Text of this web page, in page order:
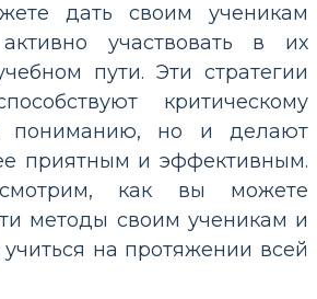
дать своим ученикам
участвовать в их
пути. Эти стратегии
критическому
но и делают
приятным и эффективным.
как вы можете
методы своим ученикам и
учиться на протяжении всей